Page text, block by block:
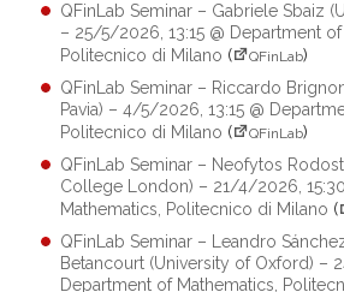
QFinLab Seminar – Gabriele Sbaiz
– 25/5/2026, 13:15 @ Department
Politecnico di Milano ( QFinLab)
QFinLab Seminar – Riccardo
Pavia) – 4/5/2026, 13:15 @
Politecnico di Milano ( QFinLab)
QFinLab Seminar – Neofytos
College London) – 21/4/2026,
Mathematics, Politecnico di Milano (
QFinLab Seminar – Leandro
Betancourt (University of Oxford) –
Department of Mathematics,